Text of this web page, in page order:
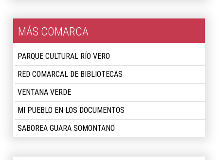
MÁS COMARCA
PARQUE CULTURAL RÍO VERO
RED COMARCAL DE BIBLIOTECAS
VENTANA VERDE
MI PUEBLO EN LOS DOCUMENTOS
SABOREA GUARA SOMONTANO